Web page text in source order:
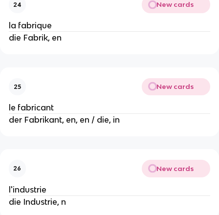
24 New cards
la fabrique
die Fabrik, en
25 New cards
le fabricant
der Fabrikant, en, en / die, in
26 New cards
l'industrie
die Industrie, n